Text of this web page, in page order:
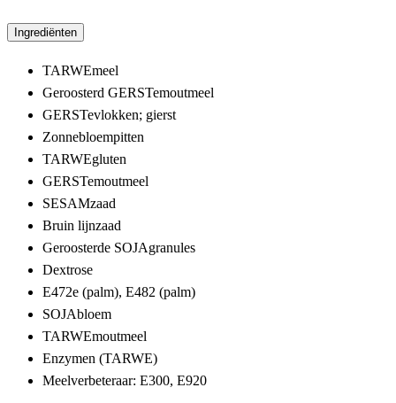
Ingrediënten
TARWEmeel
Geroosterd GERSTemoutmeel
GERSTevlokken; gierst
Zonnebloempitten
TARWEgluten
GERSTemoutmeel
SESAMzaad
Bruin lijnzaad
Geroosterde SOJAgranules
Dextrose
E472e (palm), E482 (palm)
SOJAbloem
TARWEmoutmeel
Enzymen (TARWE)
Meelverbeteraar: E300, E920